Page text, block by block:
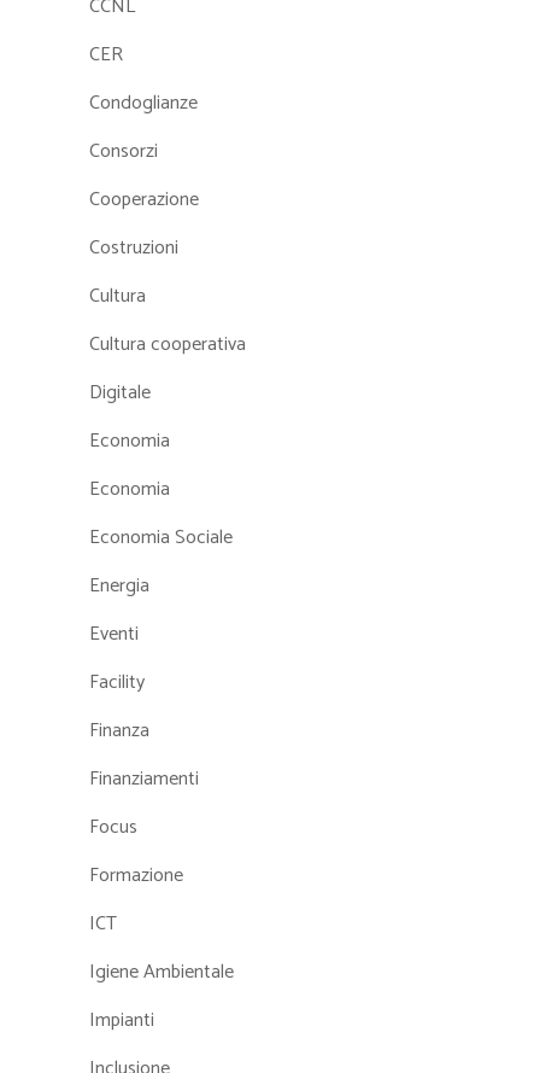
CCNL
CER
Condoglianze
Consorzi
Cooperazione
Costruzioni
Cultura
Cultura cooperativa
Digitale
Economia
Economia
Economia Sociale
Energia
Eventi
Facility
Finanza
Finanziamenti
Focus
Formazione
ICT
Igiene Ambientale
Impianti